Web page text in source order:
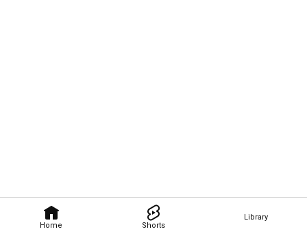
Home Shorts
Library